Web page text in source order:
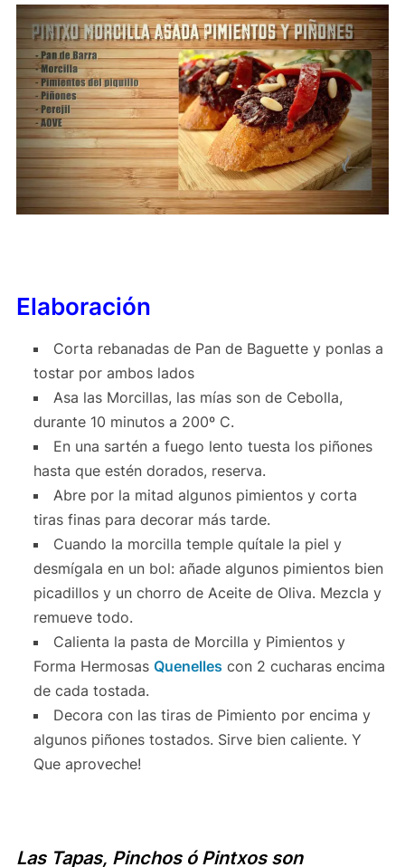
Elaboración
Corta rebanadas de Pan de Baguette y ponlas a
tostar por ambos lados
Asa las Morcillas, las mías son de Cebolla,
durante 10 minutos a 200º C.
En una sartén a fuego lento tuesta los piñones
hasta que estén dorados, reserva.
Abre por la mitad algunos pimientos y corta
tiras finas para decorar más tarde.
Cuando la morcilla temple quítale la piel y
desmígala en un bol: añade algunos pimientos bien
picadillos y un chorro de Aceite de Oliva. Mezcla y
remueve todo.
Calienta la pasta de Morcilla y Pimientos y
Forma HermosasQuenelles con 2 cucharas encima
de cada tostada.
Decora con las tiras de Pimiento por encima y
algunos piñones tostados. Sirve bien caliente. Y
Que aproveche!
Las Tapas, Pinchos ó Pintxosson